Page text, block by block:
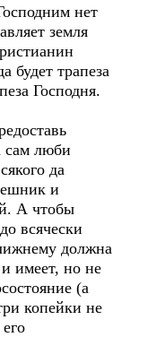
нет
земля
будет трапеза
Господня.
сам люби
да
и
А чтобы
всячески
должна
имеет, но не
(а
копейки не